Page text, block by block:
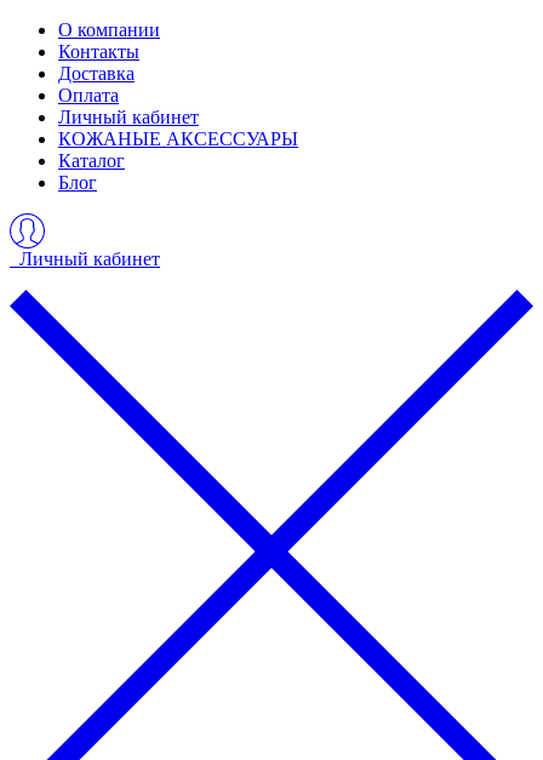
О компании
Контакты
Доставка
Оплата
Личный кабинет
КОЖАНЫЕ АКСЕССУАРЫ
Каталог
Блог
Личный кабинет